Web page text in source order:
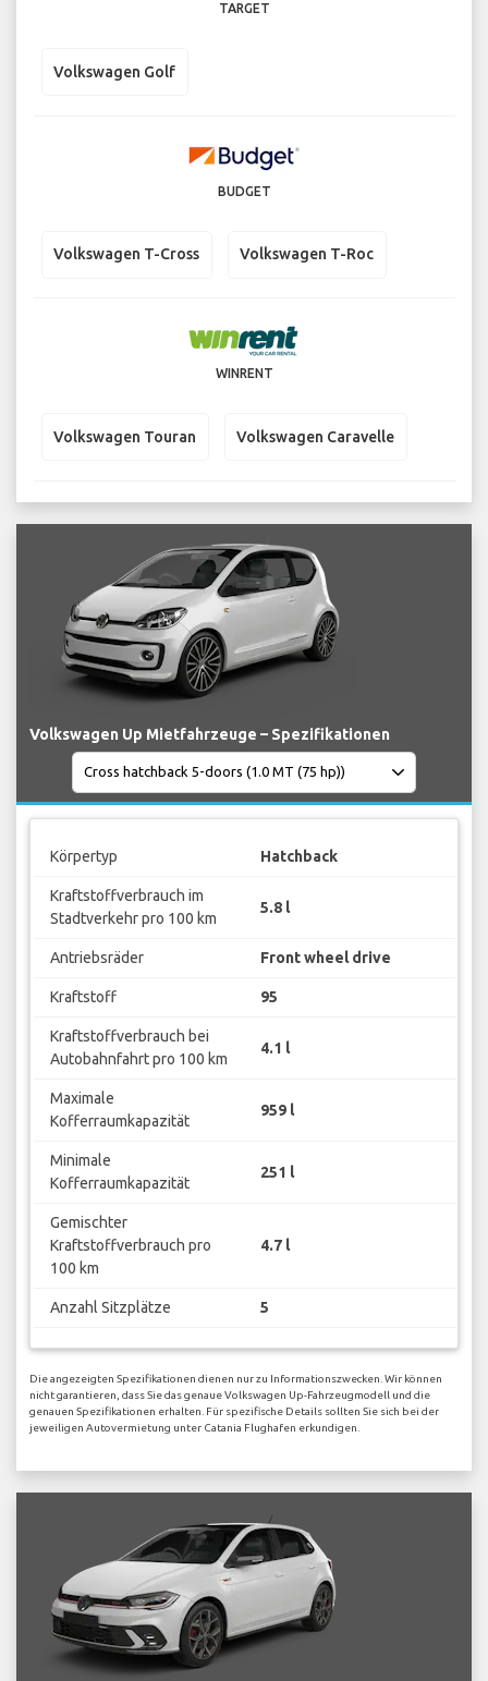
TARGET
Volkswagen Golf
BUDGET
Volkswagen T-Cross Volkswagen T-Roc
WINRENT
Volkswagen Touran Volkswagen Caravelle
Volkswagen Up Mietfahrzeuge – Spezifikationen
Körpertyp Hatchback
Kraftstoffverbrauch im
Stadtverkehr pro 100 km
5.8 l
Antriebsräder Front wheel drive
Kraftstoff 95
Kraftstoffverbrauch bei
Autobahnfahrt pro 100 km
4.1 l
Maximale
Kofferraumkapazität
959 l
Minimale
Kofferraumkapazität
251 l
Gemischter
Kraftstoffverbrauch pro
100 km
4.7 l
Anzahl Sitzplätze 5
Die angezeigten Spezifikationen dienen nur zu Informationszwecken. Wir können
nicht garantieren, dass Sie das genaue Volkswagen Up-Fahrzeugmodell und die
genauen Spezifikationen erhalten. Für spezifische Details sollten Sie sich bei der
jeweiligen Autovermietung unter Catania Flughafen erkundigen.